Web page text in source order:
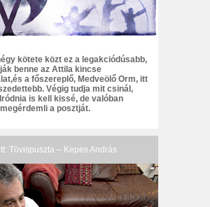
kötete közt ez a legakciódúsabb,
benne az Attila kincse
a főszereplő, Medveölő Orm, itt
Végig tudja mit csinál,
is kell kissé, de valóban
a posztját.
Tövispuszta – Kepes András